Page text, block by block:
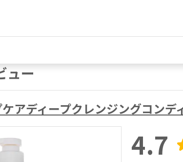
ュー
アディープクレンジングコンデ
4.7